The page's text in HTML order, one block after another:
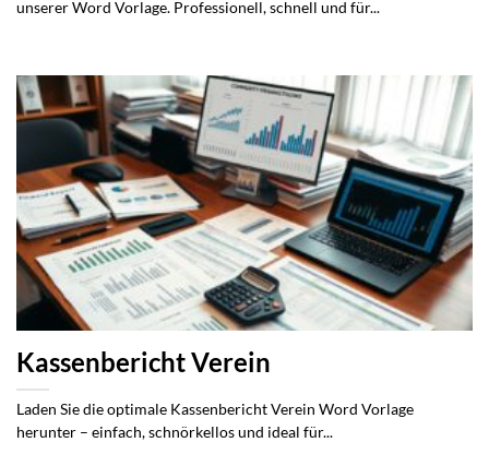
unserer Word Vorlage. Professionell, schnell und für...
Kassenbericht Verein
Laden Sie die optimale Kassenbericht Verein Word Vorlage
herunter – einfach, schnörkellos und ideal für...